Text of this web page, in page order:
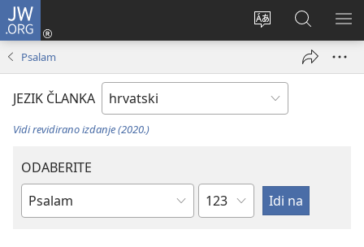
JW.ORG
Promijeni
Prijava
(otvara
prozor)
JW.ORG
|
Pretraga
Psalam
JEZIK ČLANKA
Vidi revidirano izdanje (2020.)
ODABERITE
Biblijska
Poglavlje